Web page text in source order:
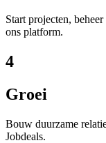
Start projecten,
ons platform.
4
Groei
Bouw duurzame
Jobdeals.